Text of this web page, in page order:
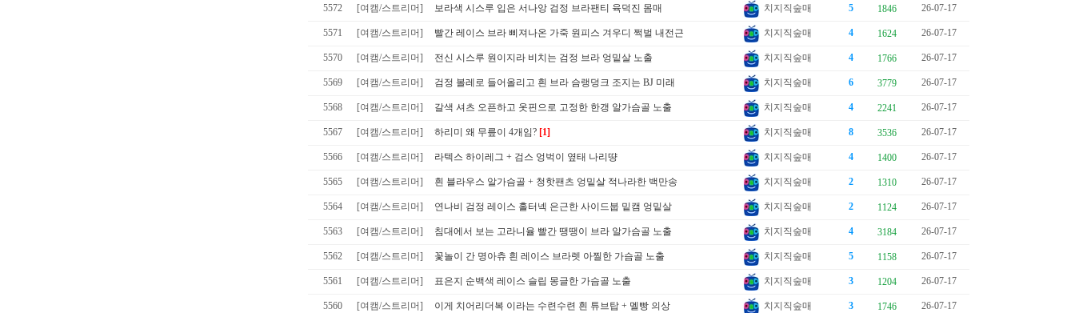
5572 [여캠/스트리머] 보라색 시스루 입은 서나앙 검정 브라팬티 육덕진 몸매 치지직숲매 5 1846 26-07-17
5571 [여캠/스트리머] 빨간 레이스 브라 삐져나온 가죽 원피스 겨우디 쩍벌 내전근 치지직숲매 4 1624 26-07-17
5570 [여캠/스트리머] 전신 시스루 원이지라 비치는 검정 브라 엉밑살 노출 치지직숲매 4 1766 26-07-17
5569 [여캠/스트리머] 검정 볼레로 들어올리고 흰 브라 슴랭덩크 조지는 BJ 미래 치지직숲매 6 3779 26-07-17
5568 [여캠/스트리머] 갈색 셔츠 오픈하고 옷핀으로 고정한 한갱 알가슴골 노출 치지직숲매 4 2241 26-07-17
5567 [여캠/스트리머] 하리미 왜 무릎이 4개임? [1] 치지직숲매 8 3536 26-07-17
5566 [여캠/스트리머] 라텍스 하이레그 + 검스 엉벅이 옆태 나리땽 치지직숲매 4 1400 26-07-17
5565 [여캠/스트리머] 흰 블라우스 알가슴골 + 청핫팬츠 엉밑살 적나라한 백만송 치지직숲매 2 1310 26-07-17
5564 [여캠/스트리머] 연나비 검정 레이스 홀터넥 은근한 사이드붑 밑캠 엉밑살 치지직숲매 2 1124 26-07-17
5563 [여캠/스트리머] 침대에서 보는 고라니율 빨간 땡땡이 브라 알가슴골 노출 치지직숲매 4 3184 26-07-17
5562 [여캠/스트리머] 꽃놀이 간 명아츄 흰 레이스 브라렛 아찔한 가슴골 노출 치지직숲매 5 1158 26-07-17
5561 [여캠/스트리머] 표은지 순백색 레이스 슬립 몽글한 가슴골 노출 치지직숲매 3 1204 26-07-17
5560 [여캠/스트리머] 이게 치어리더복 이라는 수련수련 흰 튜브탑 + 멜빵 의상 치지직숲매 3 1746 26-07-17